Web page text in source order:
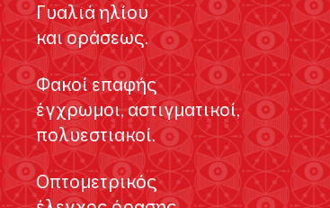
Γυαλιά ηλίου
και οράσεως.
Φακοί επαφής
έγχρωμοι, αστιγματικοί,
πολυεστιακοί.
Οπτομετρικός